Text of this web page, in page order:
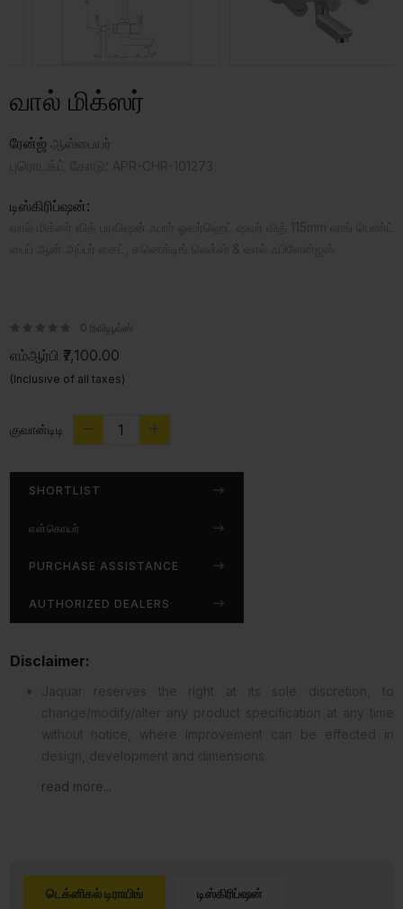
வால் மிக்ஸர்
ரேன்ஜ் ஆஸ்பையர்
டிஸ்கிரிப்ஷன்:
0 ரிவியூவ்ஸ்
எம்ஆர்பி ₹7,100.00
(Inclusive of all taxes)
குவான்டிடி
SHORTLIST
என்கொயர்
PURCHASE ASSISTANCE
AUTHORIZED DEALERS
Disclaimer:
read more...
டெக்னிகல் டிராயிங் டிஸ்கிரிப்ஷன்